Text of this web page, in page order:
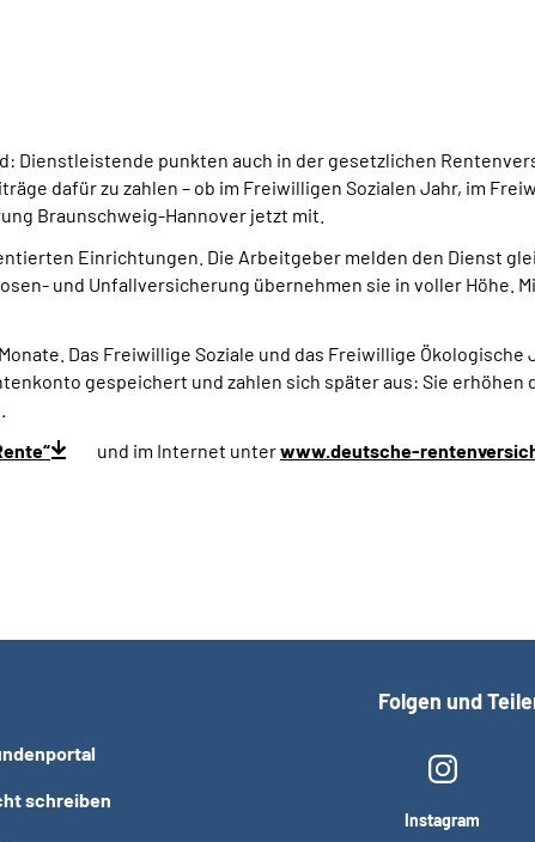
punkten auch in der gesetzlichen
dafür zu zahlen – ob im Freiwilligen Sozialen Jahr, im
Braunschweig-Hannover jetzt mit.
Einrichtungen. Die Arbeitgeber melden den Dienst
und Unfallversicherung übernehmen sie in voller Höhe.
Das Freiwillige Soziale und das Freiwillige Ökologische
gespeichert und zahlen sich später aus: Sie erhöhen
und im Internet unterwww.deutsche-
schreiben
Folgen und
Instagram